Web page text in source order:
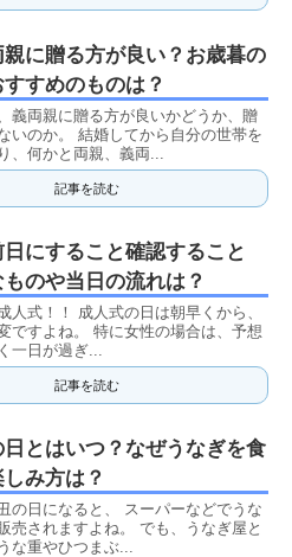
に贈る方が良い？お歳暮の
すめのものは？
義両親に贈る方が良いかどうか、贈
いのか。 結婚してから自分の世帯を
、何かと両親、義両...
記事を読む
にすること確認すること
のや当日の流れは？
人式！！ 成人式の日は朝早くから、
ですよね。 特に女性の場合は、予想
一日が過ぎ...
記事を読む
とはいつ？なぜうなぎを食
み方は？
の日になると、 スーパーなどでうな
売されますよね。 でも、うなぎ屋と
な重やひつまぶ...